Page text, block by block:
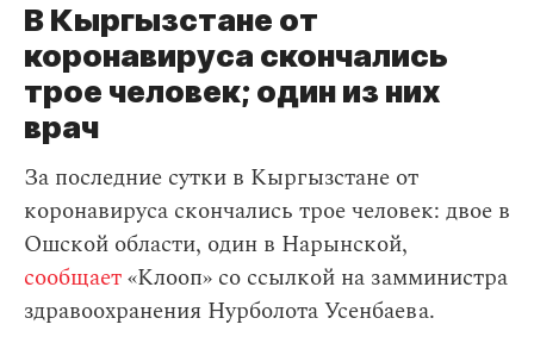
В Кыргызстане от
коронавируса скончались
трое человек; один из них
врач
За последние сутки в Кыргызстане от
коронавируса скончались трое человек: двое в
Ошской области, один в Нарынской,
сообщает«Клооп» со ссылкой на замминистра
здравоохранения Нурболота Усенбаева.